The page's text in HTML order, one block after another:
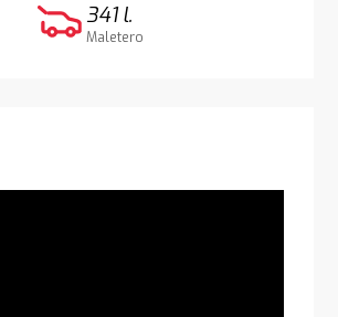
341 l.
Maletero